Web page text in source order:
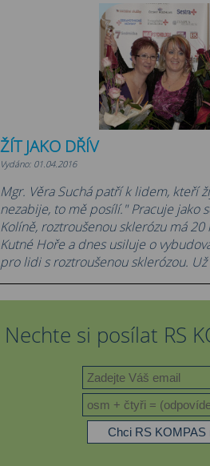
ŽÍT JAKO DŘÍV
Vydáno: 01.04.2016
Mgr. Věra Suchá patří k lidem, kteří
nezabije, to mě posílí." Pracuje jako
Kolíně, roztroušenou sklerózu má 20
Kutné Hoře a dnes usiluje o
pro lidi s roztroušenou sklerózou.
Nechte si posílat RS